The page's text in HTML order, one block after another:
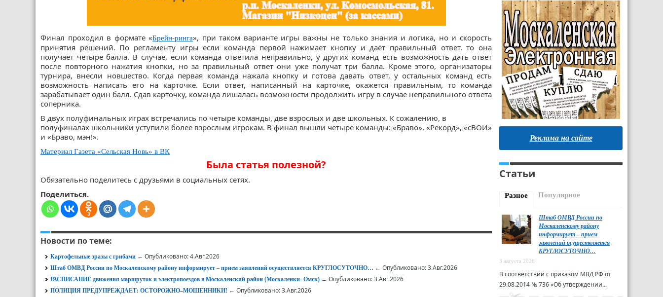
Финал проходил в формате «Брейн-ринга», при таком варианте игры важны не только знания и логика, но и скорость
принятия решений. По регламенту игры если команда первой нажимает кнопку и даёт правильный ответ, то она
получает четыре балла. В случае, если команда ответила неправильно, у других команд есть возможность дать ответ
после повторного нажатия кнопки, но за правильный ответ они уже получат три балла. Кроме этого, организаторы
турнира, внесли новшество. Когда первая команда нажала кнопку и готова давать ответ, у остальных команд есть
возможность написать его на карточке. Если ответ, написанный на карточке, окажется правильным, то команда
зарабатывает один балл. Сдав карточку, команда лишалась возможности продолжить игру в случае неправильного ответа
соперника.
В двух полуфинальных играх встречались по четыре команды, две взрослых и две школьных. К сожалению, в
полуфиналах школьники уступили более взрослым игрокам. В финал вышли четыре команды: «Браво», «Рекорд», «сВОИ»
и «Браво, мэн!».
Материал Газета «Сельская Новь» в ВК
Была статья полезной?
Обязательно поделитесь с друзьями в социальных сетях.
Поделиться.
3
Новости по теме:
Картофельные зразы с грибами ← Опубликовано: 4.Авг.2026
Штаб ОМВД России по Москаленскому району информирует – прием заявлений осуществляется КРУГЛОСУТОЧНО… ← Опубликовано: 3.Авг.2026
РАСПИСАНИЕ движения маршруток и электропоездов в Москаленский район (Москаленки- Омск) ← Опубликовано: 3.Авг.2026
ПОЛИЦИЯ ПРЕДУПРЕЖДАЕТ: ОСТОРОЖНО–МОШЕННИКИ! ← Опубликовано: 3.Авг.2026
Реклама на сайте
Статьи
Разное Популярное
Штаб ОМВД России по
Москаленскому району
информирует – прием
заявлений осуществляется
КРУГЛОСУТОЧНО…
3 августа 2026
В соответствии с приказом МВД РФ от
29.08.2014 № 736 «Об утверждении...